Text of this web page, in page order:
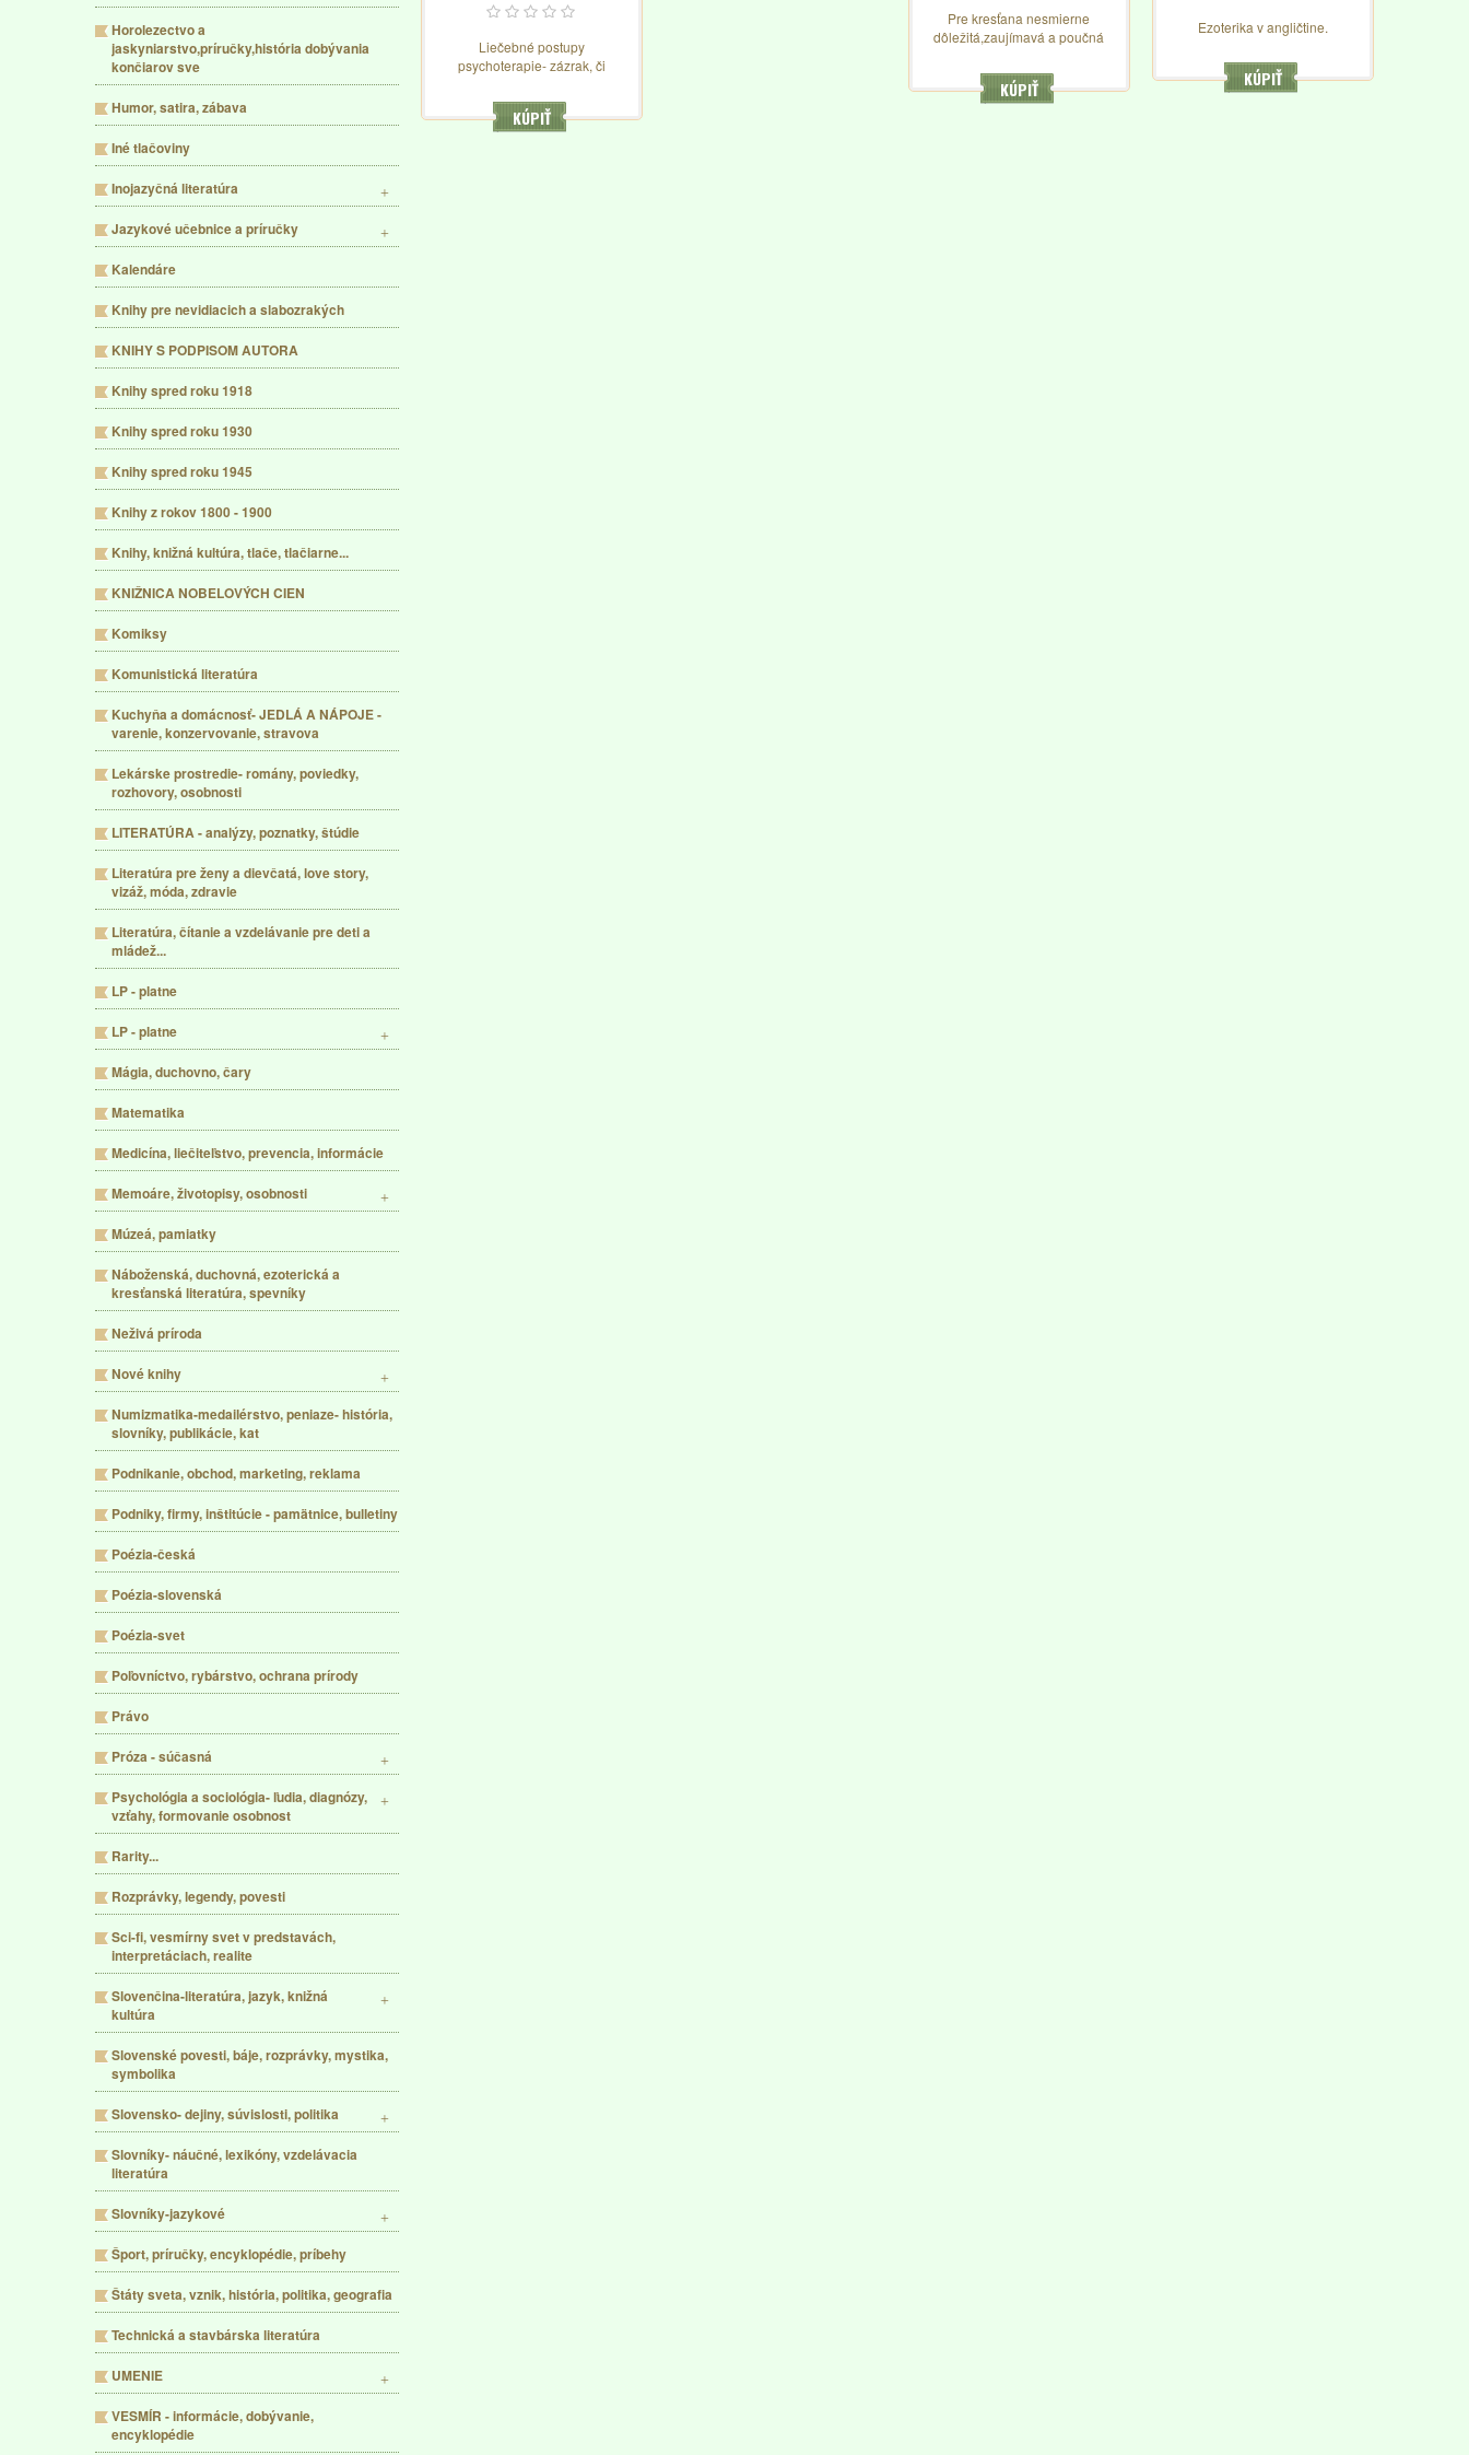
Horolezectvo a
jaskyniarstvo,príručky,história dobývania
končiarov sve
Humor, satira, zábava
Iné tlačoviny
Inojazyčná literatúra
Jazykové učebnice a príručky
Kalendáre
Knihy pre nevidiacich a slabozrakých
KNIHY S PODPISOM AUTORA
Knihy spred roku 1918
Knihy spred roku 1930
Knihy spred roku 1945
Knihy z rokov 1800 - 1900
Knihy, knižná kultúra, tlače, tlačiarne...
KNIŽNICA NOBELOVÝCH CIEN
Komiksy
Komunistická literatúra
Kuchyňa a domácnosť- JEDLÁ A NÁPOJE -
varenie, konzervovanie, stravova
Lekárske prostredie- romány, poviedky,
rozhovory, osobnosti
LITERATÚRA - analýzy, poznatky, štúdie
Literatúra pre ženy a dievčatá, love story,
vizáž, móda, zdravie
Literatúra, čítanie a vzdelávanie pre deti a
mládež...
LP - platne
LP - platne
Mágia, duchovno, čary
Matematika
Medicína, liečiteľstvo, prevencia, informácie
Memoáre, životopisy, osobnosti
Múzeá, pamiatky
Náboženská, duchovná, ezoterická a
kresťanská literatúra, spevníky
Neživá príroda
Nové knihy
Numizmatika-medailérstvo, peniaze- história,
slovníky, publikácie, kat
Podnikanie, obchod, marketing, reklama
Podniky, firmy, inštitúcie - pamätnice, bulletiny
Poézia-česká
Poézia-slovenská
Poézia-svet
Poľovníctvo, rybárstvo, ochrana prírody
Právo
Próza - súčasná
Psychológia a sociológia- ľudia, diagnózy,
vzťahy, formovanie osobnost
Rarity...
Rozprávky, legendy, povesti
Sci-fi, vesmírny svet v predstavách,
interpretáciach, realite
Slovenčina-literatúra, jazyk, knižná
kultúra
Slovenské povesti, báje, rozprávky, mystika,
symbolika
Slovensko- dejiny, súvislosti, politika
Slovníky- náučné, lexikóny, vzdelávacia
literatúra
Slovníky-jazykové
Šport, príručky, encyklopédie, príbehy
Štáty sveta, vznik, história, politika, geografia
Technická a stavbárska literatúra
UMENIE
VESMÍR - informácie, dobývanie,
encyklopédie
Liečebné postupy
psychoterapie- zázrak, či
KÚPIŤ
Pre kresťana nesmierne
dôležitá,zaujímavá a poučná
veľmi dobrom stave. 1168
strán krátkych životopisov,
KÚPIŤ
Ezoterika v angličtine.
KÚPIŤ